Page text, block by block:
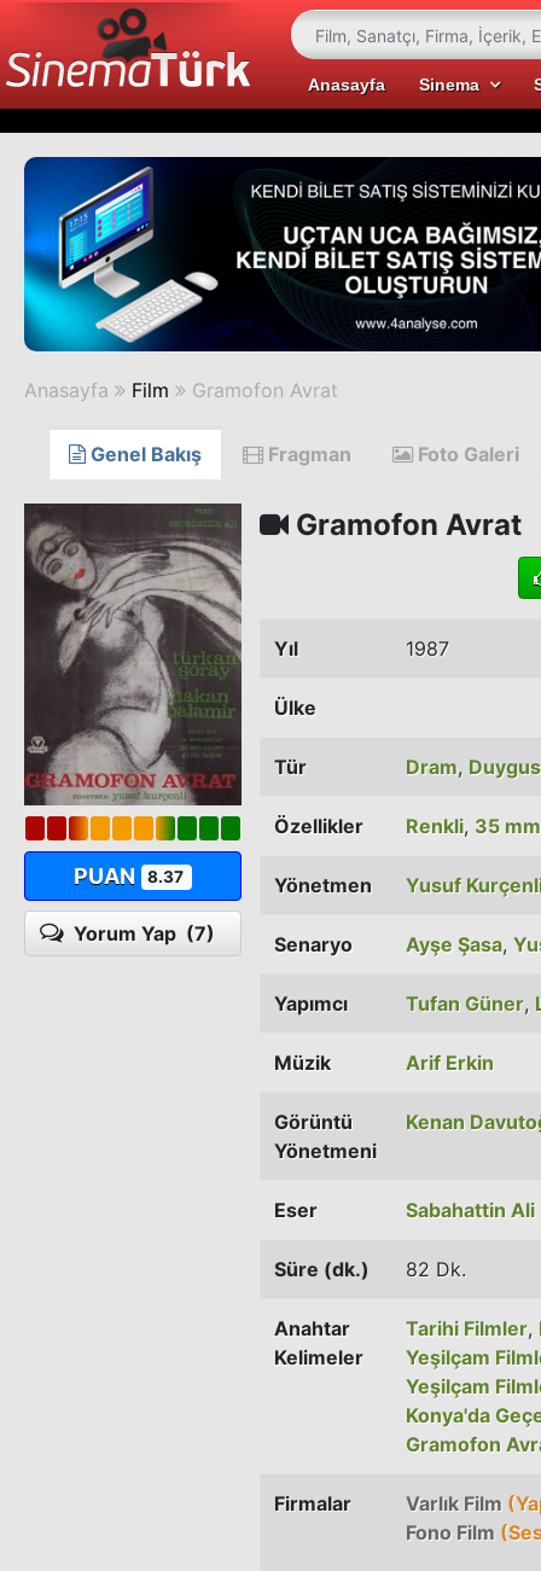
Anasayfa Sinema
Anasayfa Film Gramofon Avrat
Genel Bakış Fragman Foto Galeri
PUAN 8.37
Yorum Yap (7)
Gramofon Avrat
Yıl 1987
Ülke
Tür Dram,
Özellikler Renkli, 35 mm
Yönetmen Yusuf
Senaryo Ayşe Şasa,
Yapımcı Tufan Güner,
Müzik Arif Erkin
Görüntü
Yönetmeni
Kenan
Eser Sabahattin Ali
Süre (dk.) 82 Dk.
Anahtar
Kelimeler
Tarihi Filmler,
Yeşilçam
Yeşilçam
Konya'da
Gramofon
Firmalar Varlık Film
Fono Film